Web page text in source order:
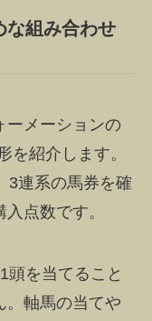
な組み合わせ
ーメーションの
を紹介します。
3連系の馬券を確
点数です。
頭を当てること
。軸馬の当てや